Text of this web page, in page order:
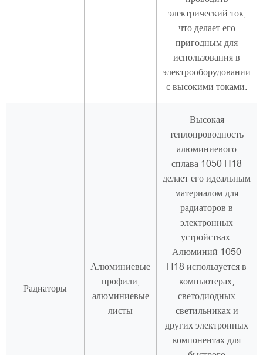
электрический ток,
что делает его
пригодным для
использования в
электрооборудовании
с высокими токами.
Радиаторы
Алюминиевые
профили,
алюминиевые
листы
Высокая
теплопроводность
алюминиевого
сплава 1050 H18
делает его идеальным
материалом для
радиаторов в
электронных
устройствах.
Алюминий 1050
H18 используется в
компьютерах,
светодиодных
светильниках и
других электронных
компонентах для